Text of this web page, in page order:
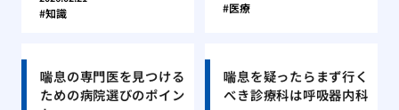
知識 医療
喘息の専門医を見つける
ための病院選びのポイン
喘息を疑ったらまず行く
べき診療科は呼吸器内科